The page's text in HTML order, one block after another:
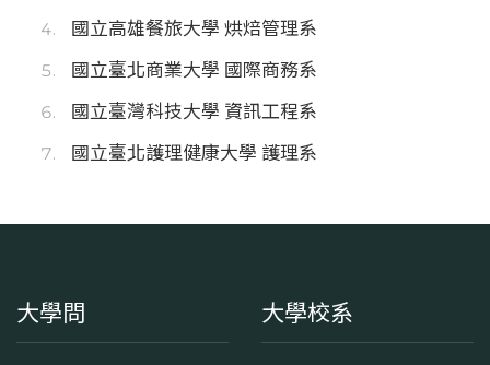
國立高雄餐旅大學 烘焙管理系
國立臺北商業大學 國際商務系
國立臺灣科技大學 資訊工程系
國立臺北護理健康大學 護理系
大學問 大學校系